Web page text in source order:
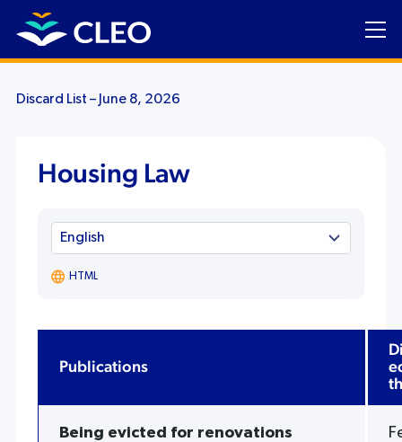
Discard List – June 8, 2026
Housing Law
HTML
Publications
Being evicted for renovations